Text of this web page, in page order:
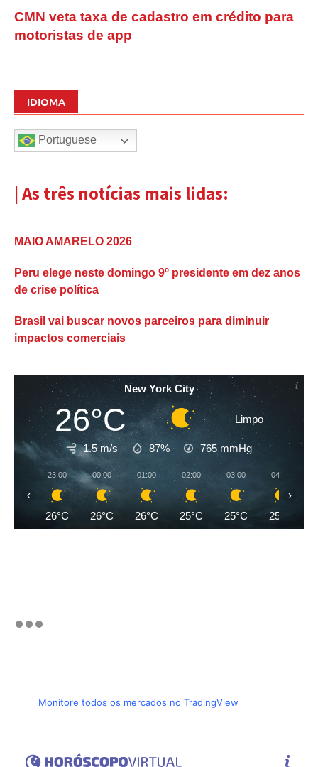
CMN veta taxa de cadastro em crédito para
motoristas de app
IDIOMA
Portuguese
| As três notícias mais lidas:
MAIO AMARELO 2026
Peru elege neste domingo 9º presidente em dez anos
de crise política
Brasil vai buscar novos parceiros para diminuir
impactos comerciais
New York City
26°C Limpo
1.5 m/s 87% 765 mmHg
23:00
26°C
00:00
26°C
01:00
26°C
02:00
25°C
03:00
25°C
04:00
25°C
‹ ›
Monitore todos os mercados no TradingView